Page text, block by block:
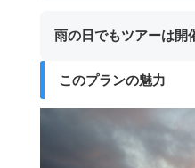
むしろ、昼間とは違う
ます。
更衣室はありません。
うえお越しいただくか
は無料でご利用いただ
雨の日でもツアーは開
ナイトツアーは星空観
るため、雨天時は星が
その場合は、お客様と
かどうかを判断いたし
このプランの魅力